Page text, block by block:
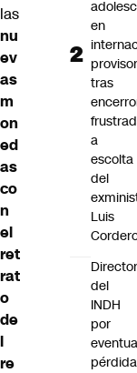
las
nu
ev
as
m
on
ed
as
co
n
el
ret
rat
o
de
l
re
en
tras
a
escolta
del
Luis
Director
del
INDH
por
pérdida